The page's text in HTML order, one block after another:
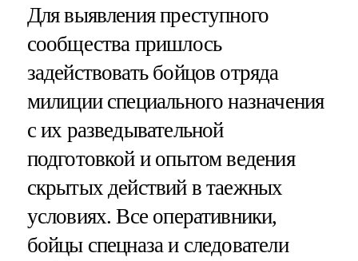
Для выявления преступного
сообщества пришлось
задействовать бойцов отряда
милиции специального назначения
с их разведывательной
подготовкой и опытом ведения
скрытых действий в таежных
условиях. Все оперативники,
бойцы спецназа и следователи